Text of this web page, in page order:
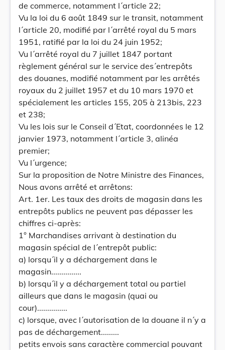
de commerce, notamment l´article 22;
Vu la loi du 6 août 1849 sur le transit, notamment
l´article 20, modifié par l´arrêté royal du 5 mars
1951, ratifié par la loi du 24 juin 1952;
Vu l´arrêté royal du 7 juillet 1847 portant
règlement général sur le service des´entrepôts
des douanes, modifié notamment par les arrêtés
royaux du 2 juillet 1957 et du 10 mars 1970 et
spécialement les articles 155, 205 à 213bis, 223
et 238;
Vu les lois sur le Conseil d´Etat, coordonnées le 12
janvier 1973, notamment l´article 3, alinéa
premier;
Vu l´urgence;
Sur la proposition de Notre Ministre des Finances,
Nous avons arrêté et arrêtons:
Art. 1er. Les taux des droits de magasin dans les
entrepôts publics ne peuvent pas dépasser les
chiffres ci-après:
1° Marchandises arrivant à destination du
magasin spécial de l´entrepôt public:
a) lorsqu´il y a déchargement dans le
magasin...............
b) lorsqu´il y a déchargement total ou partiel
ailleurs que dans le magasin (quai ou
cour)...............
c) lorsque, avec l´autorisation de la douane il n´y a
pas de déchargement.........
petits envois sans caractère commercial pouvant